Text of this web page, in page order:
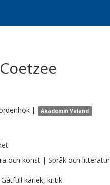
| Akademin Valand
och konst | Språk och litteratur
kärlek, kritik